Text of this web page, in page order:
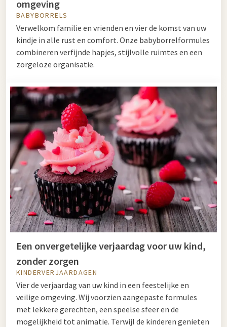
omgeving
BABYBORRELS
Verwelkom familie en vrienden en vier de komst van uw
kindje in alle rust en comfort. Onze babyborrelformules
combineren verfijnde hapjes, stijlvolle ruimtes en een
zorgeloze organisatie.
Een onvergetelijke verjaardag voor uw kind,
zonder zorgen
KINDERVERJAARDAGEN
Vier de verjaardag van uw kind in een feestelijke en
veilige omgeving. Wij voorzien aangepaste formules
met lekkere gerechten, een speelse sfeer en de
mogelijkheid tot animatie. Terwijl de kinderen genieten